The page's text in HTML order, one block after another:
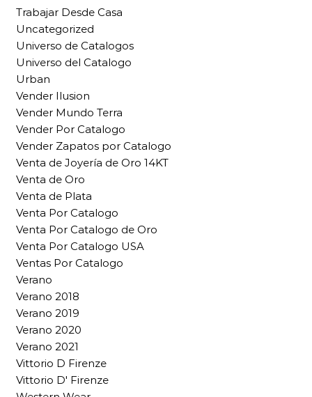
Trabajar Desde Casa
Uncategorized
Universo de Catalogos
Universo del Catalogo
Urban
Vender Ilusion
Vender Mundo Terra
Vender Por Catalogo
Vender Zapatos por Catalogo
Venta de Joyería de Oro 14KT
Venta de Oro
Venta de Plata
Venta Por Catalogo
Venta Por Catalogo de Oro
Venta Por Catalogo USA
Ventas Por Catalogo
Verano
Verano 2018
Verano 2019
Verano 2020
Verano 2021
Vittorio D Firenze
Vittorio D' Firenze